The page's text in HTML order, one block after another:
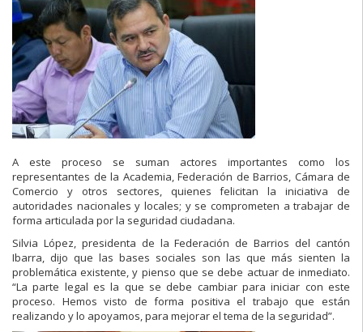
A este proceso se suman actores importantes como los
representantes de la Academia, Federación de Barrios, Cámara de
Comercio y otros sectores, quienes felicitan la iniciativa de
autoridades nacionales y locales; y se comprometen a trabajar de
forma articulada por la seguridad ciudadana.
Silvia López, presidenta de la Federación de Barrios del cantón
Ibarra, dijo que las bases sociales son las que más sienten la
problemática existente, y pienso que se debe actuar de inmediato.
“La parte legal es la que se debe cambiar para iniciar con este
proceso. Hemos visto de forma positiva el trabajo que están
realizando y lo apoyamos, para mejorar el tema de la seguridad”.